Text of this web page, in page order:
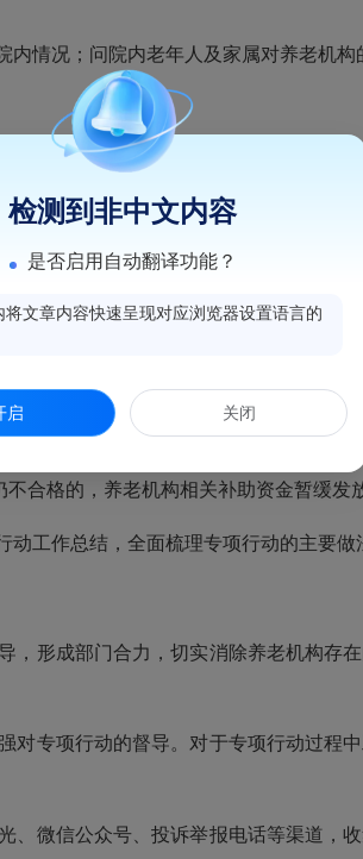
情况；问院内老年人及家属对养老机构
际，研究制定专项行动的实施方案，倒
整治行动重点排查内容，认真开展自查
街开展机构排查，建立工作台账。
的风险隐患，要对照逐一整改，力求
人，实行挂账销号，相关职能部门及
促稳定”的原则，持续跟进专项行动
合格的，养老机构相关补助资金暂缓发
工作总结，全面梳理专项行动的主要做
形成部门合力，切实消除养老机构存
专项行动的督导。对于专项行动过程
微信公众号、投诉举报电话等渠道，
检测到非中文内容
是否启用自动翻译功能？
将文章内容快速呈现对应浏览器设置语言的
启 关闭